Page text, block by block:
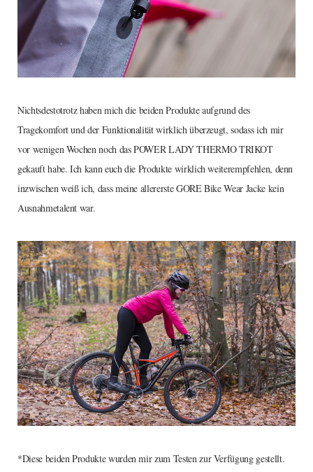
Nichtsdestotrotz haben mich die beiden Produkte aufgrund des
Tragekomfort und der Funktionalität wirklich überzeugt, sodass ich mir
vor wenigen Wochen noch das POWER LADY THERMO TRIKOT
gekauft habe. Ich kann euch die Produkte wirklich weiterempfehlen, denn
inzwischen weiß ich, dass meine allererste GORE Bike Wear Jacke kein
Ausnahmetalent war.
*Diese beiden Produkte wurden mir zum Testen zur Verfügung gestellt.